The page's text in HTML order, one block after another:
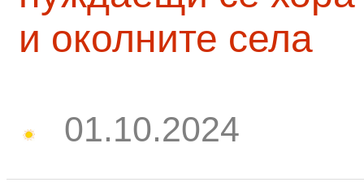
и околните села
01.10.2024